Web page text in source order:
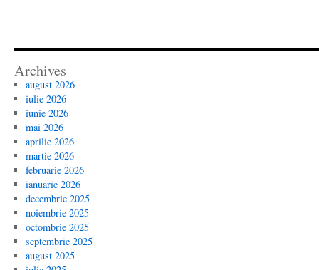
Archives
august 2026
iulie 2026
iunie 2026
mai 2026
aprilie 2026
martie 2026
februarie 2026
ianuarie 2026
decembrie 2025
noiembrie 2025
octombrie 2025
septembrie 2025
august 2025